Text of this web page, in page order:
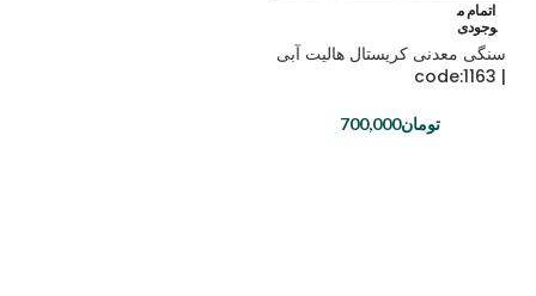
اتمام م
وجودی
سنگی معدنی کریستال هالیت آبی
| code:1163
تومان700,000